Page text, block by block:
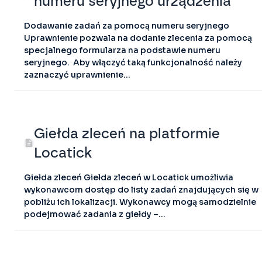
Dodawanie zadań za pomocą numeru seryjnego
Uprawnienie pozwala na dodanie zlecenia za pomocą
specjalnego formularza na podstawie numeru
seryjnego. Aby włączyć taką funkcjonalność należy
zaznaczyć uprawnienie...
Giełda zleceń na platformie
Locatick
Giełda zleceń Giełda zleceń w Locatick umożliwia
wykonawcom dostęp do listy zadań znajdujących się w
pobliżu ich lokalizacji. Wykonawcy mogą samodzielnie
podejmować zadania z giełdy –...